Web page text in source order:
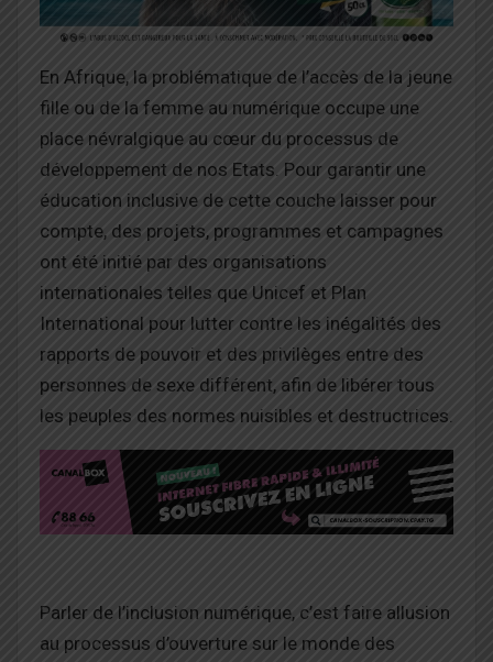
En Afrique, la problématique de l’accès de la jeune
fille ou de la femme au numérique occupe une
place névralgique au cœur du processus de
développement de nos Etats. Pour garantir une
éducation inclusive de cette couche laisser pour
compte, des projets, programmes et campagnes
ont été initié par des organisations
internationales telles que Unicef et Plan
International pour lutter contre les inégalités des
rapports de pouvoir et des privilèges entre des
personnes de sexe différent, afin de libérer tous
les peuples des normes nuisibles et destructrices.
Parler de l’inclusion numérique, c’est faire allusion
au processus d’ouverture sur le monde des